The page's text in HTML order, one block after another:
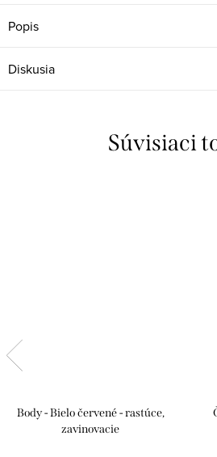
Popis
Diskusia
Súvisiaci
Body - Bielo červené - rastúce,
zavinovacie